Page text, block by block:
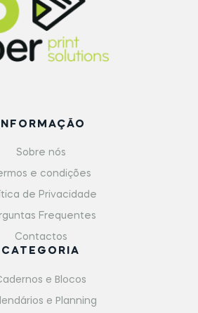
Sobre nós
e condições
de Privacidade
Frequentes
Contactos
CATEGORIA
e Blocos
e Planning